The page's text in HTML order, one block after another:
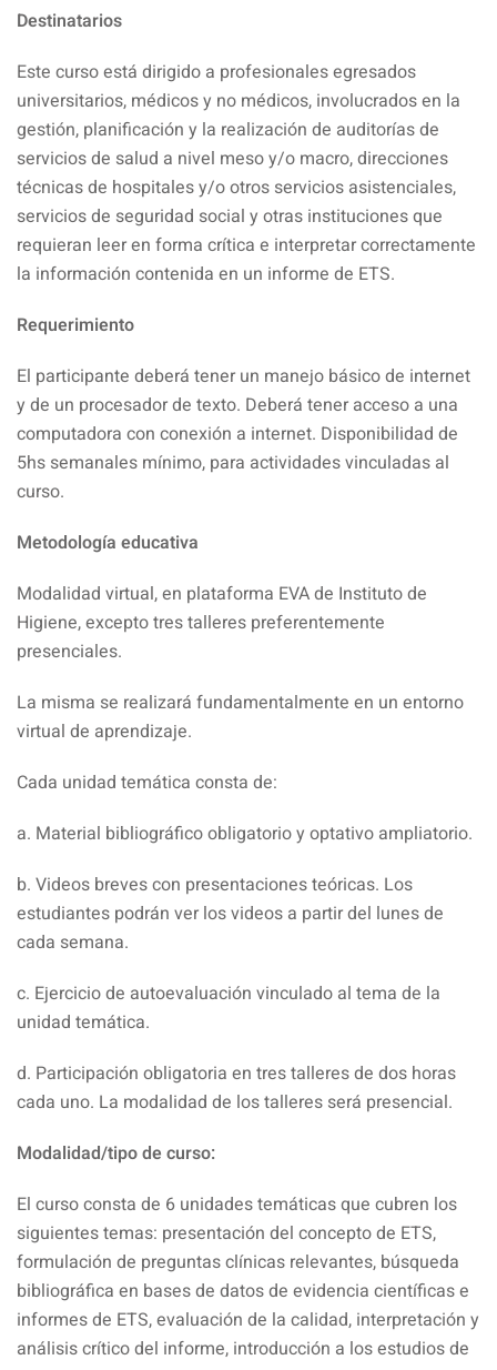
Destinatarios
Este curso está dirigido a profesionales egresados
universitarios, médicos y no médicos, involucrados en la
gestión, planificación y la realización de auditorías de
servicios de salud a nivel meso y/o macro, direcciones
técnicas de hospitales y/o otros servicios asistenciales,
servicios de seguridad social y otras instituciones que
requieran leer en forma crítica e interpretar correctamente
la información contenida en un informe de ETS.
Requerimiento
El participante deberá tener un manejo básico de internet
y de un procesador de texto. Deberá tener acceso a una
computadora con conexión a internet. Disponibilidad de
5hs semanales mínimo, para actividades vinculadas al
curso.
Metodología educativa
Modalidad virtual, en plataforma EVA de Instituto de
Higiene, excepto tres talleres preferentemente
presenciales.
La misma se realizará fundamentalmente en un entorno
virtual de aprendizaje.
Cada unidad temática consta de:
a. Material bibliográfico obligatorio y optativo ampliatorio.
b. Videos breves con presentaciones teóricas. Los
estudiantes podrán ver los videos a partir del lunes de
cada semana.
c. Ejercicio de autoevaluación vinculado al tema de la
unidad temática.
d. Participación obligatoria en tres talleres de dos horas
cada uno. La modalidad de los talleres será presencial.
Modalidad/tipo de curso:
El curso consta de 6 unidades temáticas que cubren los
siguientes temas: presentación del concepto de ETS,
formulación de preguntas clínicas relevantes, búsqueda
bibliográfica en bases de datos de evidencia científicas e
informes de ETS, evaluación de la calidad, interpretación y
análisis crítico del informe, introducción a los estudios de